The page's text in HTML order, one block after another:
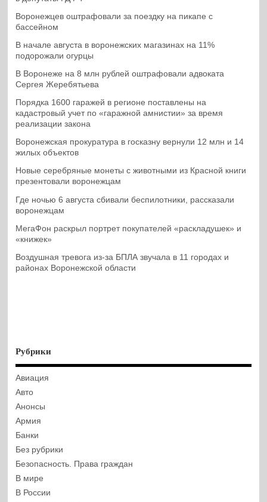
Воронежцев оштрафовали за поездку на пикапе с
бассейном
В начале августа в воронежских магазинах на 11%
подорожали огурцы
В Воронеже на 8 млн рублей оштрафовали адвоката
Сергея Жеребятьева
Порядка 1600 гаражей в регионе поставлены на
кадастровый учет по «гаражной амнистии» за время
реализации закона
Воронежская прокуратура в госказну вернули 12 млн и 14
жилых объектов
Новые серебряные монеты с животными из Красной книги
презентовали воронежцам
Где ночью 6 августа сбивали беспилотники, рассказали
воронежцам
МегаФон раскрыл портрет покупателей «раскладушек» и
«книжек»
Воздушная тревога из-за БПЛА звучала в 11 городах и
районах Воронежской области
Рубрики
Авиация
Авто
Анонсы
Армия
Банки
Без рубрики
Безопасность. Права граждан
В мире
В России